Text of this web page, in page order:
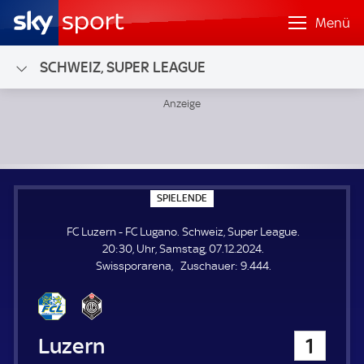
Menü
SCHWEIZ, SUPER LEAGUE
SPIELENDE
P
E
L
E
N
FC Luzern - FC Lugano. Schweiz, Super League.
20:30, Uhr, Samstag, 07.12.2024.
Swissporarena
Zuschauer: Z
9.444.
FC Luzern 1